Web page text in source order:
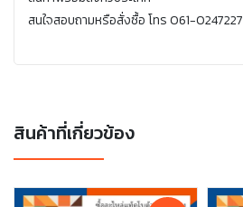
สนใจสอบถามหรือสั่งซื้อ โทร 061-0247227
สินค้าที่เกี่ยวข้อง